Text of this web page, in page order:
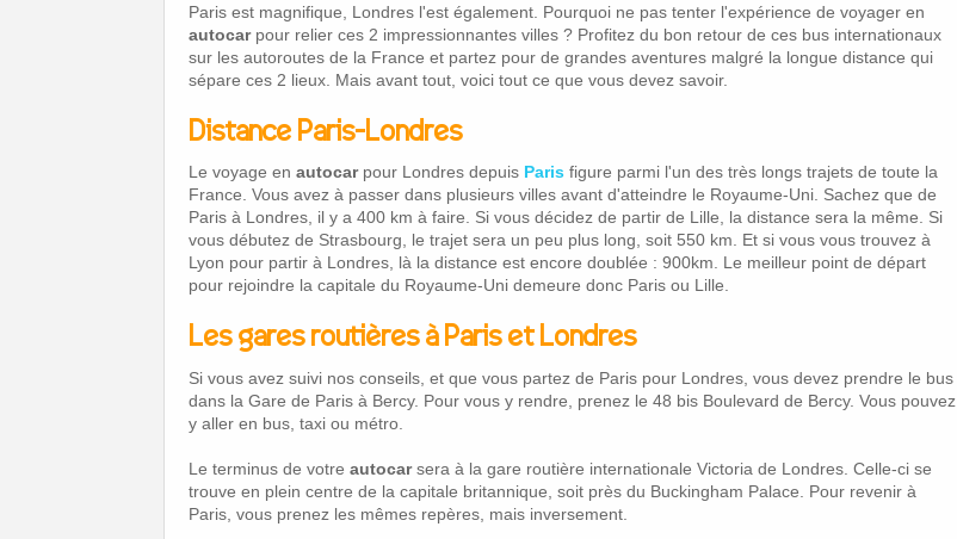
Paris est magnifique, Londres l'est également. Pourquoi ne pas tenter l'expérience de voyager en
autocarpour relier ces 2 impressionnantes villes ? Profitez du bon retour de ces bus internationaux
sur les autoroutes de la France et partez pour de grandes aventures malgré la longue distance qui
sépare ces 2 lieux. Mais avant tout, voici tout ce que vous devez savoir.
Distance Paris-Londres
Le voyage en autocarpour Londres depuis Paris figure parmi l'un des très longs trajets de toute la
France. Vous avez à passer dans plusieurs villes avant d'atteindre le Royaume-Uni. Sachez que de
Paris à Londres, il y a 400 km à faire. Si vous décidez de partir de Lille, la distance sera la même. Si
vous débutez de Strasbourg, le trajet sera un peu plus long, soit 550 km. Et si vous vous trouvez à
Lyon pour partir à Londres, là la distance est encore doublée : 900km. Le meilleur point de départ
pour rejoindre la capitale du Royaume-Uni demeure donc Paris ou Lille.
Les gares routières à Paris et Londres
Si vous avez suivi nos conseils, et que vous partez de Paris pour Londres, vous devez prendre le bus
dans la Gare de Paris à Bercy. Pour vous y rendre, prenez le 48 bis Boulevard de Bercy. Vous pouvez
y aller en bus, taxi ou métro.
Le terminus de votre autocarsera à la gare routière internationale Victoria de Londres. Celle-ci se
trouve en plein centre de la capitale britannique, soit près du Buckingham Palace. Pour revenir à
Paris, vous prenez les mêmes repères, mais inversement.